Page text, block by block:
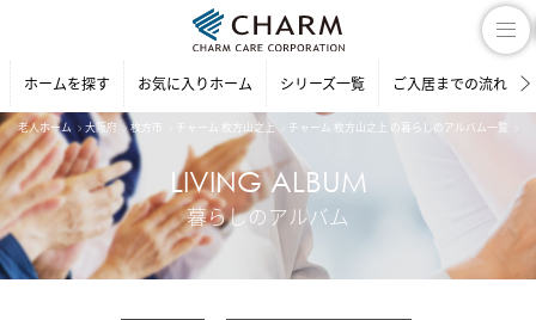
ホームを探す お気に入りホーム シリーズ一覧 ご入居までの流れ
老人ホーム 大阪府 枚方市 チャーム 枚方山之上 チャーム 枚方山之上 の暮らしのアルバム一覧
LIVING ALBUM
暮らしのアルバム